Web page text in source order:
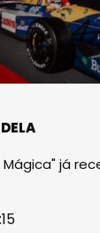
Mágica" já